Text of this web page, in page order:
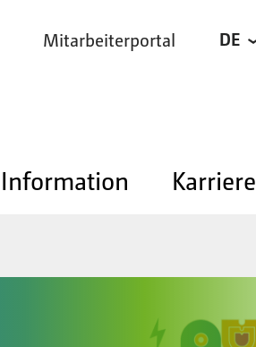
Mitarbeiterportal DE
Information Karriere